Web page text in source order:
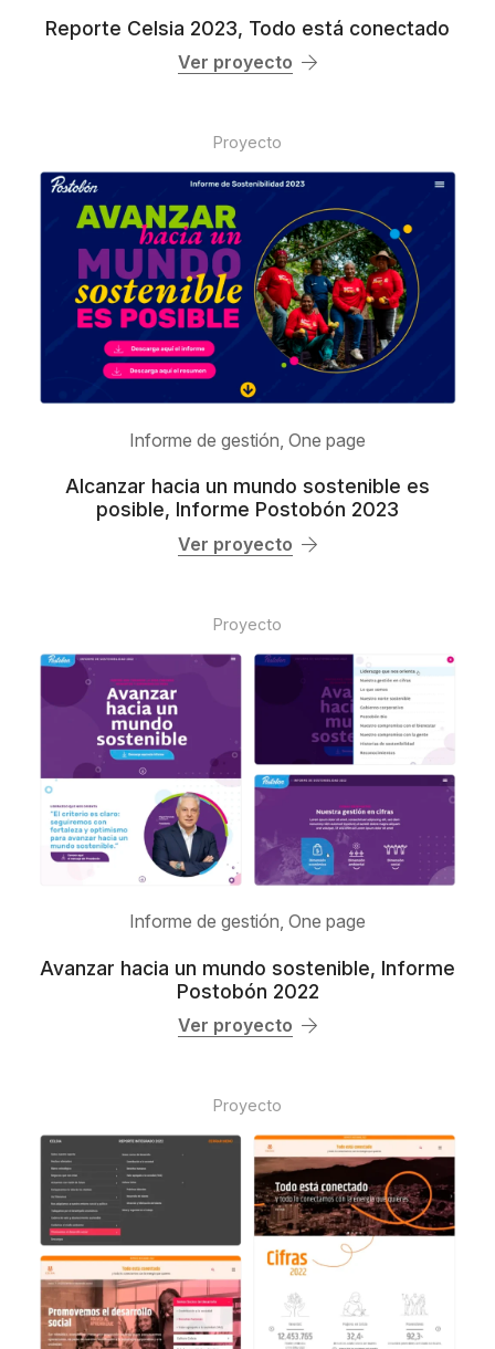
Reporte Celsia 2023, Todo está conectado
Ver proyecto
Proyecto
Informe de gestión One page
Alcanzar hacia un mundo sostenible es
posible, Informe Postobón 2023
Ver proyecto
Proyecto
Informe de gestión, One page
Avanzar hacia un mundo sostenible, Informe
Postobón 2022
Ver proyecto
Proyecto